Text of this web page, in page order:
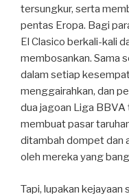
tersungkur, serta
pentas Eropa. Bagi
El Clasico berkali-kali
membosankan. Sama
dalam setiap
menggairahkan, dan
dua jagoan Liga
membuat pasar
ditambah dompet dan
oleh mereka yang
Tapi, lupakan